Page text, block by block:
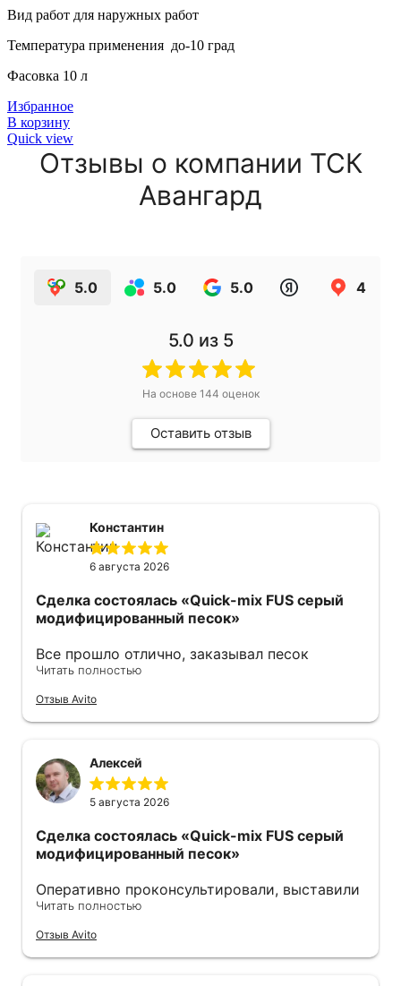
Вид работ для наружных работ
Температура применения до-10 град
Фасовка 10 л
Избранное
В корзину
Quick view
Отзывы о компании ТСК
Авангард
5.0 5.0 5.0 4.9
5.0 из 5
На основе 144 оценок
Оставить отзыв
Константин
6 августа 2026
Сделка состоялась «Quick-mix FUS серый
модифицированный песок»
Все прошло отлично, заказывал песок
модифицированный. Продавец оперативно
Советую 👍
Читать полностью
Отзыв Avito
Алексей
5 августа 2026
Сделка состоялась «Quick-mix FUS серый
модифицированный песок»
Оперативно проконсультировали, выставили
счёт. Удобно оплачивать по qr-коду. На
пришлось подождать, правда, но песок
свежий. Советую.
Читать полностью
Отзыв Avito